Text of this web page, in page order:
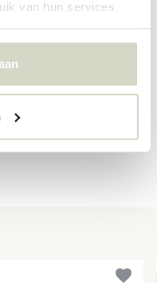
van hun services.
dit product..